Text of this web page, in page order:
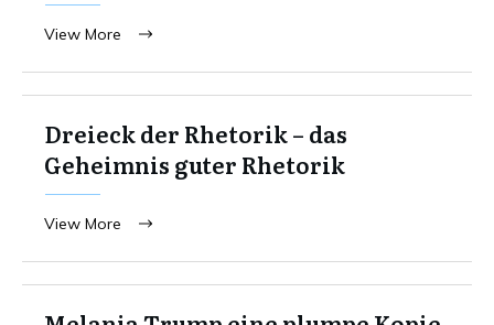
View More
Dreieck der Rhetorik – das
Geheimnis guter Rhetorik
View More